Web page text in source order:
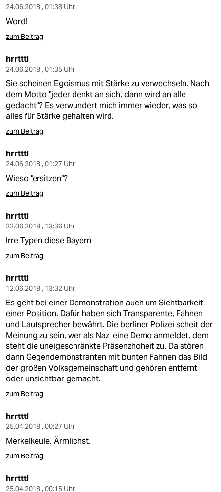
24.06.2018 , 01:38 Uhr
Word!
zum Beitrag
hrrtttl
24.06.2018 , 01:35 Uhr
Sie scheinen Egoismus mit Stärke zu verwechseln. Nach
dem Motto "jeder denkt an sich, dann wird an alle
gedacht"? Es verwundert mich immer wieder, was so
alles für Stärke gehalten wird.
zum Beitrag
hrrtttl
24.06.2018 , 01:27 Uhr
Wieso "ersitzen"?
zum Beitrag
hrrtttl
22.06.2018 , 13:36 Uhr
Irre Typen diese Bayern
zum Beitrag
hrrtttl
12.06.2018 , 13:32 Uhr
Es geht bei einer Demonstration auch um Sichtbarkeit
einer Position. Dafür haben sich Transparente, Fahnen
und Lautsprecher bewährt. Die berliner Polizei scheit der
Meinung zu sein, wer als Nazi eine Demo anmeldet, dem
steht die uneigeschränkte Präsenzhoheit zu. Da stören
dann Gegendemonstranten mit bunten Fahnen das Bild
der großen Volksgemeinschaft und gehören entfernt
oder unsichtbar gemacht.
zum Beitrag
hrrtttl
25.04.2018 , 00:27 Uhr
Merkelkeule. Ärmlichst.
zum Beitrag
hrrtttl
25.04.2018 , 00:15 Uhr